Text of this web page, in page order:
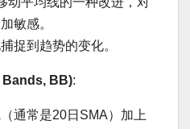
敏感。
捉到趋势的变化。
BB):
通常是20日SMA）加上